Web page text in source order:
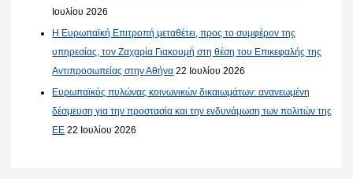
Ιουλίου 2026
Η Ευρωπαϊκή Επιτροπή μεταθέτει, προς το συμφέρον της
υπηρεσίας, τον Ζαχαρία Γιακουμή στη θέση του Επικεφαλής της
Αντιπροσωπείας στην Αθήνα 22 Ιουλίου 2026
Ευρωπαϊκός πυλώνας κοινωνικών δικαιωμάτων: ανανεωμένη
δέσμευση για την προστασία και την ενδυνάμωση των πολιτών της
ΕΕ 22 Ιουλίου 2026